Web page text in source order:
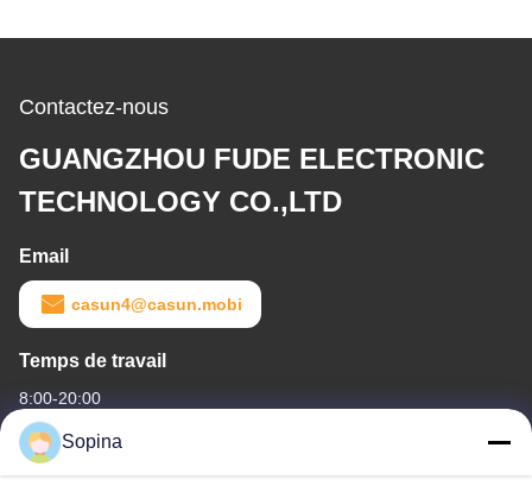
Contactez-nous
GUANGZHOU FUDE ELECTRONIC
TECHNOLOGY CO.,LTD
Email
casun4@casun.mobi
Temps de travail
8:00-20:00
Notre adresse
Sopina